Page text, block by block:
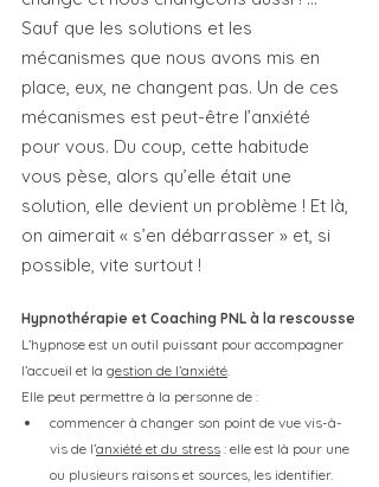
Sauf que les solutions et les
mécanismes que nous avons mis en
place, eux, ne changent pas. Un de ces
mécanismes est peut-être l’anxiété
pour vous. Du coup, cette habitude
vous pèse, alors qu’elle était une
solution, elle devient un problème ! Et là,
on aimerait « s’en débarrasser » et, si
possible, vite surtout !
Hypnothérapie et Coaching PNL à la rescousse
L’hypnose est un outil puissant pour accompagner
l’accueil et la gestion de l’anxiété.
Elle peut permettre à la personne de :
commencer à changer son point de vue vis-à-
vis de l’anxiété et du stress : elle est là pour une
ou plusieurs raisons et sources, les identifier.